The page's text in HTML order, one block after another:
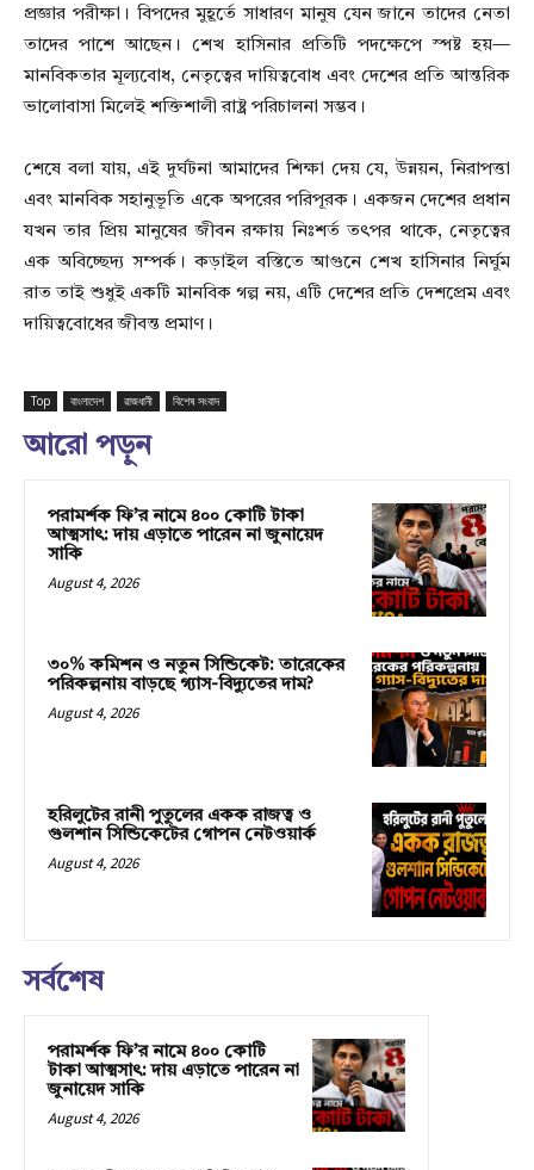
প্রজ্ঞার পরীক্ষা। বিপদের মুহূর্তে সাধারণ মানুষ যেন জানে তাদের নেতা
তাদের পাশে আছেন। শেখ হাসিনার প্রতিটি পদক্ষেপে স্পষ্ট হয়—
মানবিকতার মূল্যবোধ, নেতৃত্বের দায়িত্ববোধ এবং দেশের প্রতি আন্তরিক
ভালোবাসা মিলেই শক্তিশালী রাষ্ট্র পরিচালনা সম্ভব।
শেষে বলা যায়, এই দুর্ঘটনা আমাদের শিক্ষা দেয় যে, উন্নয়ন, নিরাপত্তা
এবং মানবিক সহানুভূতি একে অপরের পরিপূরক। একজন দেশের প্রধান
যখন তার প্রিয় মানুষের জীবন রক্ষায় নিঃশর্ত তৎপর থাকে, নেতৃত্বের
এক অবিচ্ছেদ্য সম্পর্ক। কড়াইল বস্তিতে আগুনে শেখ হাসিনার নির্ঘুম
রাত তাই শুধুই একটি মানবিক গল্প নয়, এটি দেশের প্রতি দেশপ্রেম এবং
দায়িত্ববোধের জীবন্ত প্রমাণ।
Top বাংলাদেশ রাজধানী বিশেষ সংবাদ
আরো পড়ুন
পরামর্শক ফি’র নামে ৪০০ কোটি টাকা
আত্মসাৎ: দায় এড়াতে পারেন না জুনায়েদ
সাকি
August 4, 2026
৩০% কমিশন ও নতুন সিন্ডিকেট: তারেকের
পরিকল্পনায় বাড়ছে গ্যাস-বিদ্যুতের দাম?
August 4, 2026
হরিলুটের রানী পুতুলের একক রাজত্ব ও
গুলশান সিন্ডিকেটের গোপন নেটওয়ার্ক
August 4, 2026
সর্বশেষ
পরামর্শক ফি’র নামে ৪০০ কোটি
টাকা আত্মসাৎ: দায় এড়াতে পারেন না
জুনায়েদ সাকি
August 4, 2026